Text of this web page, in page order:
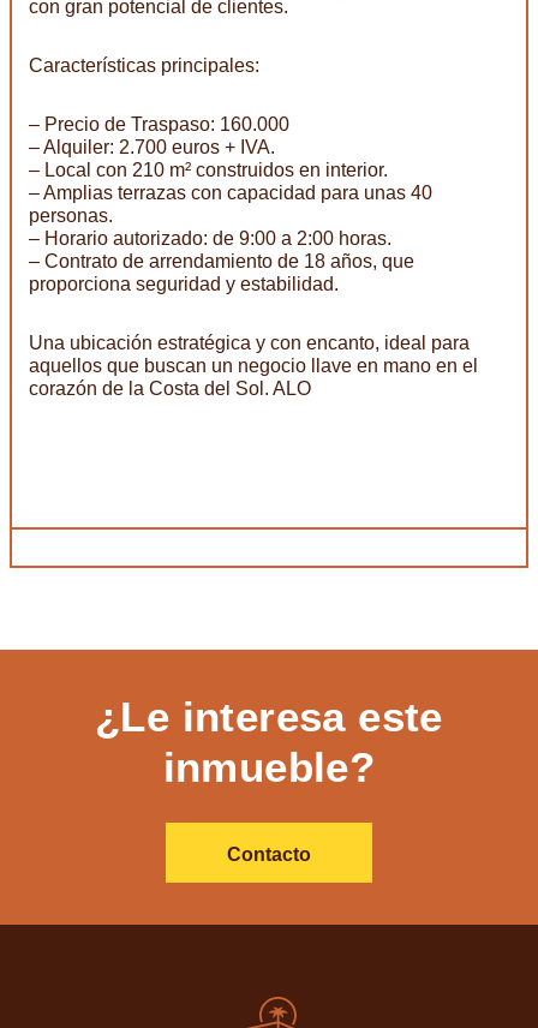
con gran potencial de clientes.
Características principales:
– Precio de Traspaso: 160.000
– Alquiler: 2.700 euros + IVA.
– Local con 210 m² construidos en interior.
– Amplias terrazas con capacidad para unas 40
personas.
– Horario autorizado: de 9:00 a 2:00 horas.
– Contrato de arrendamiento de 18 años, que
proporciona seguridad y estabilidad.
Una ubicación estratégica y con encanto, ideal para
aquellos que buscan un negocio llave en mano en el
corazón de la Costa del Sol. ALO
¿Le interesa este
inmueble?
Contacto